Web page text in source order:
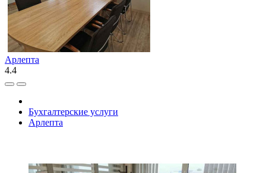
Арлепта
4.4
Бухгалтерские услуги
Арлепта